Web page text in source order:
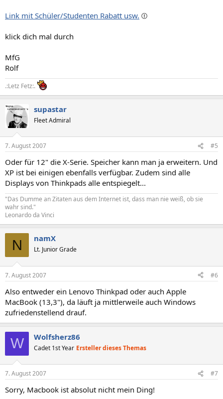
Link mit Schüler/Studenten Rabatt usw.
klick dich mal durch
MfG
Rolf
.:Letz Fetz:.
supastar
Fleet Admiral
7. August 2007 #5
Oder für 12" die X-Serie. Speicher kann man ja erweitern. Und
XP ist bei einigen ebenfalls verfügbar. Zudem sind alle
Displays von Thinkpads alle entspiegelt...
"Das Dumme an Zitaten aus dem Internet ist, dass man nie weiß, ob sie
wahr sind."
Leonardo da Vinci
N namX
Lt. Junior Grade
7. August 2007 #6
Also entweder ein Lenovo Thinkpad oder auch Apple
MacBook (13,3"), da läuft ja mittlerweile auch Windows
zufriedenstellend drauf.
W Wolfsherz86
Cadet 1st Year Ersteller dieses Themas
7. August 2007 #7
Sorry, Macbook ist absolut nicht mein Ding!